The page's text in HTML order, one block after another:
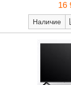
16
Наличие